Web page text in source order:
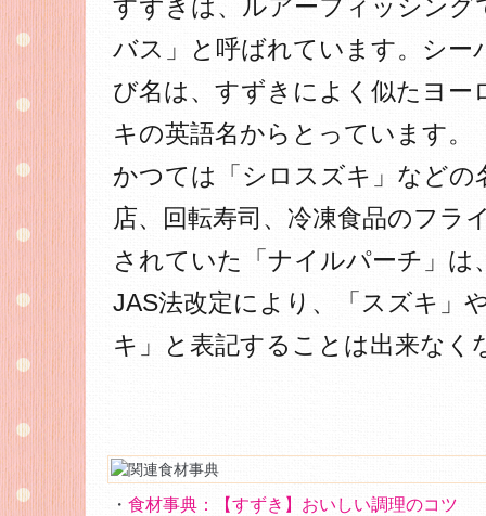
すずきは、ルアーフィッシング
バス」と呼ばれています。シー
び名は、すずきによく似たヨー
キの英語名からとっています。
かつては「シロスズキ」などの
店、回転寿司、冷凍食品のフラ
されていた「ナイルパーチ」は
JAS法改定により、「スズキ」
キ」と表記することは出来なく
・ 食材事典：【すずき】おいしい調理のコツ